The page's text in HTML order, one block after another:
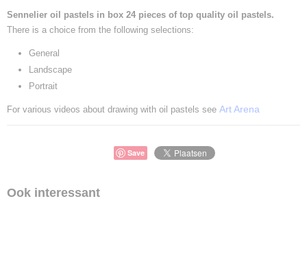
Sennelier oil pastels in box 24 pieces of top quality oil pastels.
There is a choice from the following selections:
General
Landscape
Portrait
For various videos about drawing with oil pastels see Art Arena
Save
Ook interessant